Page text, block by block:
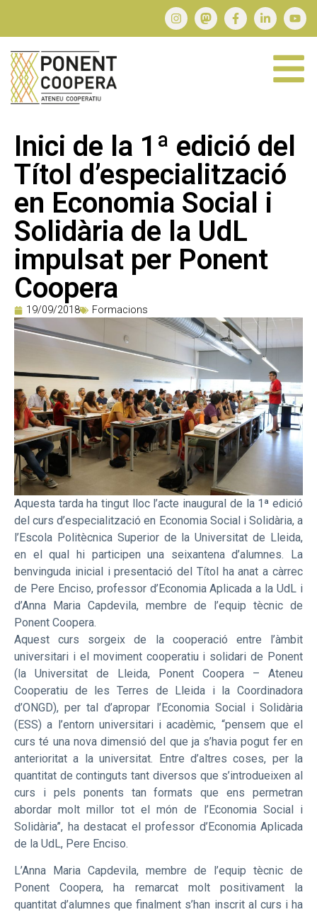
Inici de la 1ª edició del
Títol d’especialització
en Economia Social i
Solidària de la UdL
impulsat per Ponent
Coopera
19/09/2018 Formacions
Aquesta tarda ha tingut lloc l’acte inaugural de la 1ª edició
del curs d’especialització en Economia Social i Solidària, a
l’Escola Politècnica Superior de la Universitat de Lleida,
en el qual hi participen una seixantena d’alumnes. La
benvinguda inicial i presentació del Títol ha anat a càrrec
de Pere Enciso, professor d’Economia Aplicada a la UdL i
d’Anna Maria Capdevila, membre de l’equip tècnic de
Ponent Coopera.
Aquest curs sorgeix de la cooperació entre l’àmbit
universitari i el moviment cooperatiu i solidari de Ponent
(la Universitat de Lleida, Ponent Coopera – Ateneu
Cooperatiu de les Terres de Lleida i la Coordinadora
d’ONGD), per tal d’apropar l’Economia Social i Solidària
(ESS) a l’entorn universitari i acadèmic, “pensem que el
curs té una nova dimensió del que ja s’havia pogut fer en
anterioritat a la universitat. Entre d’altres coses, per la
quantitat de continguts tant diversos que s’introdueixen al
curs i pels ponents tan formats que ens permetran
abordar molt millor tot el món de l’Economia Social i
Solidària”, ha destacat el professor d’Economia Aplicada
de la UdL, Pere Enciso.
L’Anna Maria Capdevila, membre de l’equip tècnic de
Ponent Coopera, ha remarcat molt positivament la
quantitat d’alumnes que finalment s’han inscrit al curs i ha